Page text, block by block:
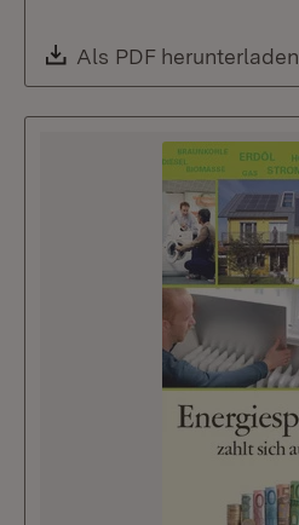
Download:
Als PDF herunterladen